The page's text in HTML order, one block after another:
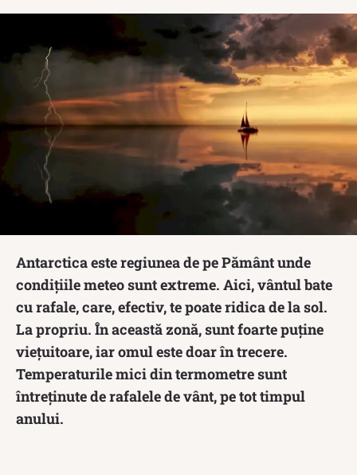
Antarctica este regiunea de pe Pământ unde
condițiile meteo sunt extreme. Aici, vântul bate
cu rafale, care, efectiv, te poate ridica de la sol.
La propriu. În această zonă, sunt foarte puține
viețuitoare, iar omul este doar în trecere.
Temperaturile mici din termometre sunt
întreținute de rafalele de vânt, pe tot timpul
anului.